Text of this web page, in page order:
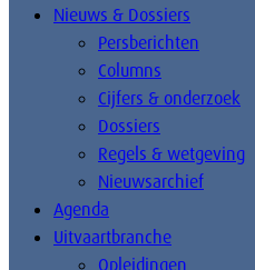
Nieuws & Dossiers
Persberichten
Columns
Cijfers & onderzoek
Dossiers
Regels & wetgeving
Nieuwsarchief
Agenda
Uitvaartbranche
Opleidingen